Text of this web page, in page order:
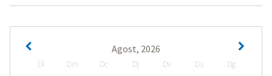
Agost, 2026
Dl Dm Dc Dj Dv Ds
Dg